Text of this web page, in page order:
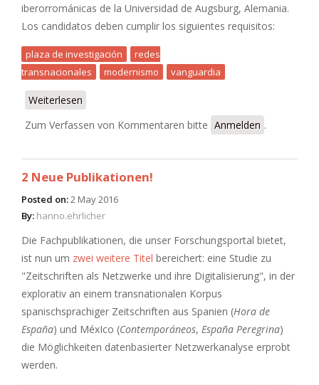
iberorrománicas de la Universidad de Augsburg, Alemania.
Los candidatos deben cumplir los siguientes requisitos:
plaza de investigación
redes
transnacionales
modernismo vanguardia
Weiterlesen
Zum Verfassen von Kommentaren bitte Anmelden .
2 Neue Publikationen!
Posted on:2 May 2016
By: hanno.ehrlicher
Die Fachpublikationen, die unser Forschungsportal bietet,
ist nun um zwei weitere Titel bereichert: eine Studie zu
"Zeitschriften als Netzwerke und ihre Digitalisierung", in der
explorativ an einem transnationalen Korpus
spanischsprachiger Zeitschriften aus Spanien (Hora de
España) und MéxIco (Contemporáneos, España Peregrina)
die Möglichkeiten datenbasierter Netzwerkanalyse erprobt
werden.